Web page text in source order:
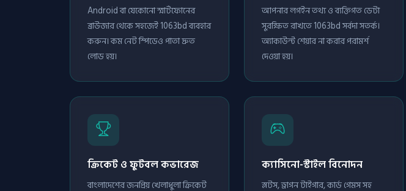
Android বা যেকোনো স্মার্টফোনের
ব্রাউজার থেকে সহজেই 1063bd ব্যবহার
করুন। কম নেট স্পিডেও পাতা দ্রুত
লোড হয়।
আপনার লগইন তথ্য ও ব্যক্তিগত ডেটা
সুরক্ষিত রাখতে 1063bd সর্বদা সতর্ক।
অ্যাকাউন্ট শেয়ার না করার পরামর্শ
দেওয়া হয়।
ক্রিকেট ও ফুটবল কভারেজ
বাংলাদেশের জনপ্রিয় খেলাধুলা ক্রিকেট
ক্যাসিনো-স্টাইল বিনোদন
স্লটস, ড্রাগন টাইগার, কার্ড গেমস সহ